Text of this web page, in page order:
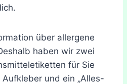
über allergene
haben wir zwei
für Sie
und ein „Alles-